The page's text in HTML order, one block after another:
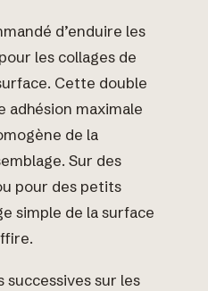
d’enduire les
les collages de
Cette double
adhésion maximale
de la
Sur des
pour des petits
simple de la surface
successives sur les